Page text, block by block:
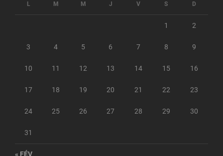
L M M J V S D
1 2
3 4 5 6 7 8 9
10 11 12 13 14 15 16
17 18 19 20 21 22 23
24 25 26 27 28 29 30
31
« FÉV